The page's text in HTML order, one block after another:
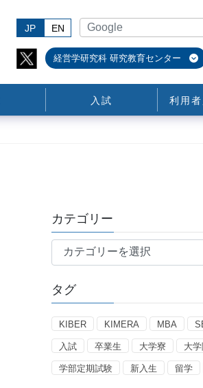
JP EN
経営学研究科 研究教育センター
入試 利用
カテゴリー
テ
リ
タグ
KIBER KIMERA MBA
入試 卒業生 大学寮 大学
学部定期試験 新入生 留学